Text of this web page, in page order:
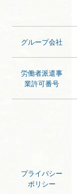
グループ会社
労働者派遣事
業許可番号
プライバシー
ポリシー